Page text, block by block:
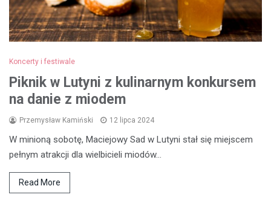
Koncerty i festiwale
Piknik w Lutyni z kulinarnym konkursem
na danie z miodem
Przemysław Kamiński 12 lipca 2024
W minioną sobotę, Maciejowy Sad w Lutyni stał się miejscem
pełnym atrakcji dla wielbicieli miodów…
Read More